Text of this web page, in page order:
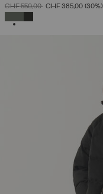
PREZZO RIDOTTO DA
CHF 550,00ACHF 385,00 (30%)